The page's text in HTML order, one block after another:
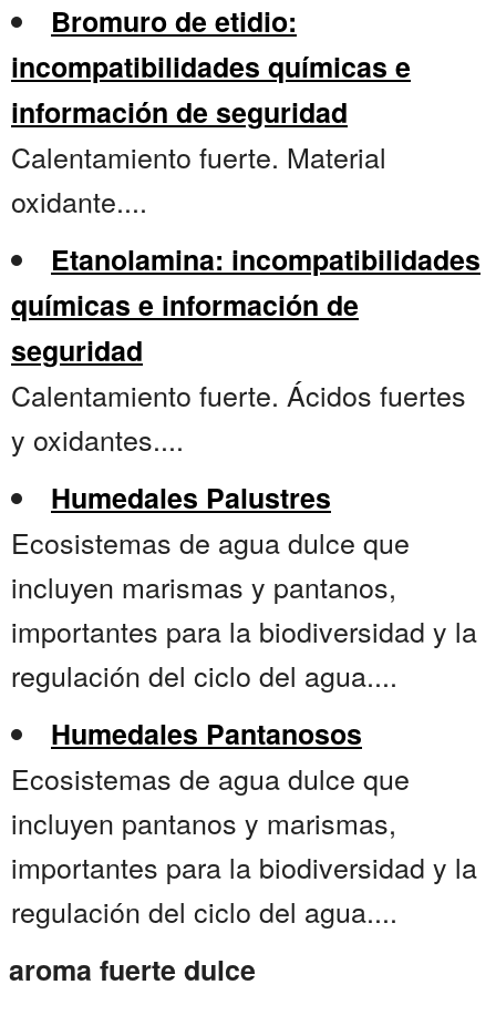
Bromuro de etidio:
incompatibilidades químicas e
información de seguridad
Calentamiento fuerte. Material
oxidante....
Etanolamina: incompatibilidades
químicas e información de
seguridad
Calentamiento fuerte. Ácidos fuertes
y oxidantes....
Humedales Palustres
Ecosistemas de agua dulce que
incluyen marismas y pantanos,
importantes para la biodiversidad y la
regulación del ciclo del agua....
Humedales Pantanosos
Ecosistemas de agua dulce que
incluyen pantanos y marismas,
importantes para la biodiversidad y la
regulación del ciclo del agua....
aroma fuerte dulce